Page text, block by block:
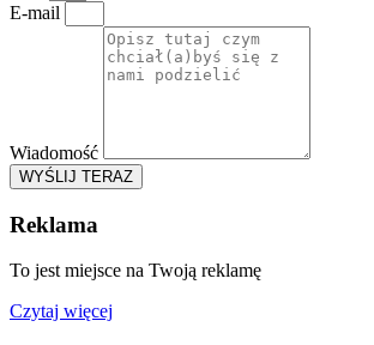
E-mail
Wiadomość
WYŚLIJ TERAZ
Reklama
To jest miejsce na Twoją reklamę
Czytaj więcej